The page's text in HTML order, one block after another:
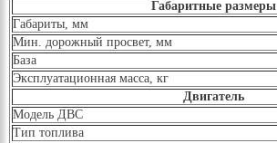
Габаритные размеры
Габариты, мм
Мин. дорожный просвет, мм
База
Эксплуатационная масса, кг
Двигатель
Модель ДВС
Тип топлива